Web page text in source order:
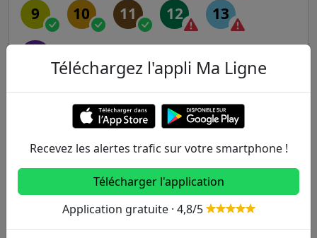
9 10 11 12 13
B C D E
J K L N
Téléchargez l'appli Ma Ligne
Recevez les alertes trafic sur votre smartphone !
Télécharger l'application
Application gratuite · 4,8/5